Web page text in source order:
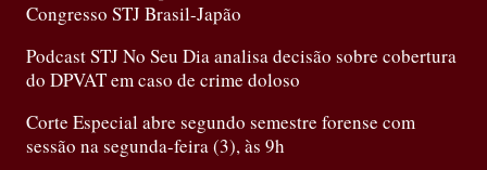
Congresso STJ Brasil-Japão
Podcast STJ No Seu Dia analisa decisão sobre cobertura
do DPVAT em caso de crime doloso
Corte Especial abre segundo semestre forense com
sessão na segunda-feira (3), às 9h